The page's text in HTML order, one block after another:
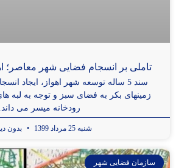
تاملی بر انسجام فضایی شهر معاصر؛
سند 5 ساله توسعه شهر اهواز، ایجاد
زمینهای بکر به فضای سبز و توجه به لبه
رودخانه میسر می داند.
شنبه 25 مرداد 1399 بدون
سازمان فضایی شهر